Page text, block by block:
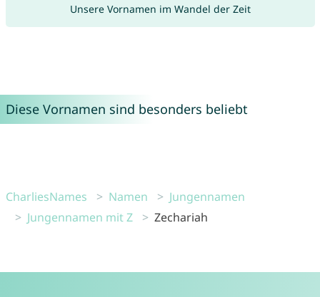
Unsere Vornamen im Wandel der Zeit
Diese Vornamen sind besonders beliebt
CharliesNames Namen
Jungennamen
Jungennamen mit Z
Zechariah